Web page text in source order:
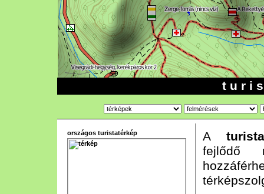
t u r i
országos turistatérkép A
fejlődő